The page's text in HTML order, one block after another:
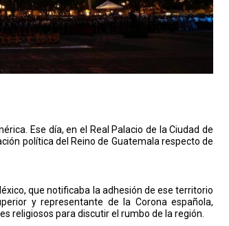
Ese día, en el Real Palacio de la Ciudad de
política del Reino de Guatemala respecto de
que notificaba la adhesión de ese territorio
y representante de la Corona española,
religiosos para discutir el rumbo de la región.